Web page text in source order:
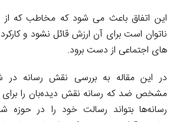
این اتفاق باعث می شود که مخاطب که از
ناتوان است برای آن ارزش قائل نشود و
های اجتماعی از دست برود.
در این مقاله به بررسی نقش رسانه در
مشخص ضد که رسانه نقش دیده‌بان را برای
رسانه‌ها بتواند رسالت خود را در حوزه